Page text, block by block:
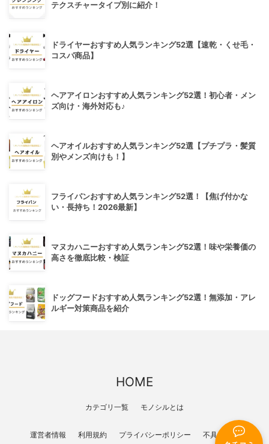
テクスチャータイプ別に紹介！
ドライヤーおすすめ人気ランキング52選【速乾・くせ毛・
コスパ商品】
ヘアアイロンおすすめ人気ランキング52選！初心者・メン
ズ向け・海外対応も♪
ヘアオイルおすすめ人気ランキング52選【プチプラ・髪質
別やメンズ向けも！】
フライパンおすすめ人気ランキング52選！【焦げ付かな
い・長持ち！2026最新】
マヌカハニーおすすめ人気ランキング52選！味や栄養価の
高さを徹底比較・検証
ドッグフードおすすめ人気ランキング52選！無添加・アレ
ルギー対策商品を紹介
HOME
カテゴリ一覧 モノシルとは
運営者情報 利用規約 プライバシーポリシー 不具合報告